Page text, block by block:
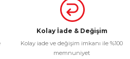
Kolay İade & Değişim
Kolay iade ve değişim imkanı ile %100
memnuniyet